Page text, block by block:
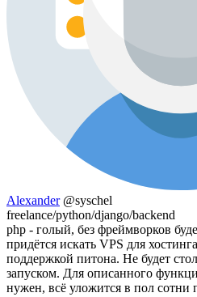
Alexander @syschel
freelance/python/django/backend
php - голый, без фреймворков
придётся искать VPS для
поддержкой питона. Не будет
запуском. Для описанного
нужен, всё уложится в пол сотни